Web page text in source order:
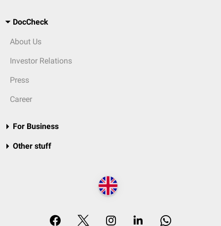
DocCheck
About Us
Investor Relations
Press
Career
For Business
Other stuff